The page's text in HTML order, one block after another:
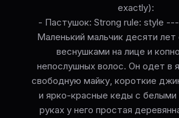
exactly):
- Пастушок: Strong rule: style
Маленький мальчик десяти
веснушками на лице и
непослушных волос. Он одет в
свободную майку, короткие
и ярко-красные кеды с
руках у него простая